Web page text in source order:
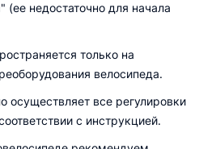
(ее недостаточно для начала
только на
велосипеда.
осуществляет все регулировки
с инструкцией.